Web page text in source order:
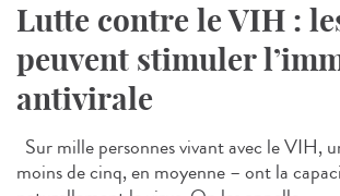
Lutte contre le VIH :
peuvent stimuler
antivirale
Sur mille personnes vivant avec le VIH,
moins de cinq, en moyenne – ont la